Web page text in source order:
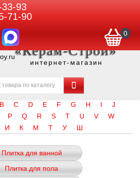
93
71-90
0
«Керам-Строй»
интернет-магазин
B C D E F G H I
J
P Q R S T U V
W
И К М Т У Ш
Плитка для ванной
Плитка для пола